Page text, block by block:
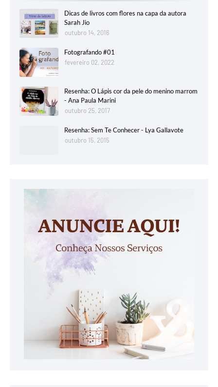
Dicas de livros com flores na capa da autora
Sarah Jio
outubro 14, 2016
Fotografando #01
fevereiro 02, 2022
Resenha: O Lápis cor da pele do menino marrom
- Ana Paula Marini
outubro 25, 2017
Resenha: Sem Te Conhecer - Lya Gallavote
outubro 15, 2015